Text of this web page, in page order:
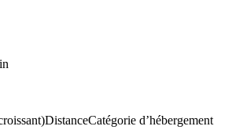
DistanceCatégorie d’hébergement